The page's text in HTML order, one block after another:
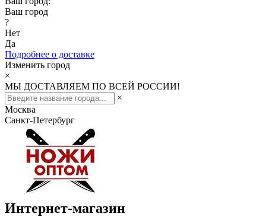
Ваш город
?
Нет
Да
Подробнее о доставке
Изменить город
×
МЫ ДОСТАВЛЯЕМ ПО ВСЕЙ РОССИИ!
×
Москва
Санкт-Петербург
Интернет-магазин